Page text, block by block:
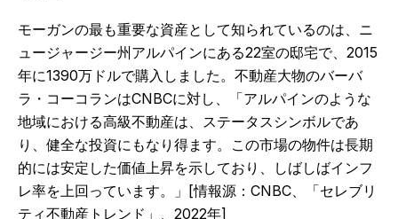
モーガンの最も重要な資産として知られているのは、ニ
ュージャージー州アルパインにある22室の邸宅で、2015
年に1390万ドルで購入しました。不動産大物のバーバ
ラ・コーコランはCNBCに対し、「アルパインのような
地域における高級不動産は、ステータスシンボルであ
り、健全な投資にもなり得ます。この市場の物件は長期
的には安定した価値上昇を示しており、しばしばインフ
レ率を上回っています。」[情報源：CNBC、「セレブリ
ティ不動産トレンド」、2022年]